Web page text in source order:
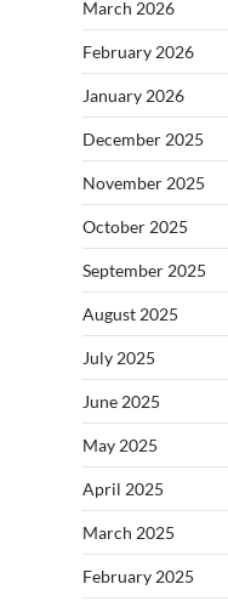
March 2026
February 2026
January 2026
December 2025
November 2025
October 2025
September 2025
August 2025
July 2025
June 2025
May 2025
April 2025
March 2025
February 2025